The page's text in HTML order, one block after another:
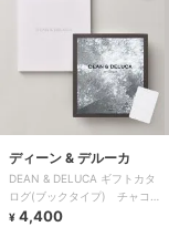
ディーン & デルーカ
DEAN & DELUCA ギフトカタ
ログ(ブックタイプ) チャコー
ル-BC
¥ 4,400